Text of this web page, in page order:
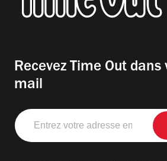
Recevez Time Out dans
mail
Entrez
votre
adresse